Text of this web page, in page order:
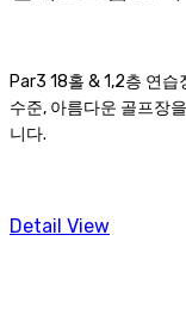
Par3 18홀 & 1,2층 연
수준, 아름다운 골프장
니다.
Detail View